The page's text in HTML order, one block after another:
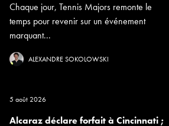
Chaque jour, Tennis Majors remonte le
temps pour revenir sur un événement
marquant...
ALEXANDRE SOKOLOWSKI
5 août 2026
Alcaraz déclare forfait à Cincinnati ;